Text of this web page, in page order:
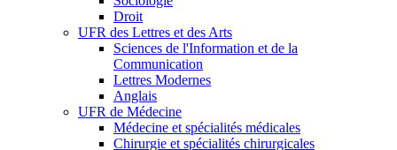
Droit
UFR des Lettres et des Arts
Sciences de l'Information et de la
Communication
Lettres Modernes
Anglais
UFR de Médecine
Médecine et spécialités médicales
Chirurgie et spécialités chirurgicales